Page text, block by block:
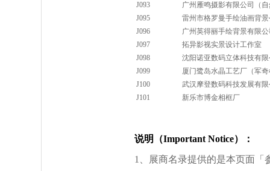
J093
广州雁鸣摄影有限公司（
J095
雷州市格罗曼手绘油画背
J096
广州英得丽手绘背景有限
J097
拓异影视实景设计工作室
J098
沈阳诺亚数码立体科技有
J099
厦门鹭岛水晶工艺厂（军
J100
武汉摩登数码科技发展有
J101
新乐市博金相框厂
说明（Important Notice）：
1、展商名录提供的是本页面「